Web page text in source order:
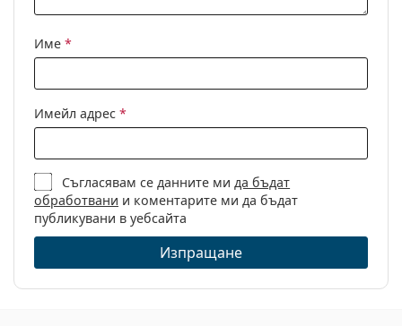
Име *
Имейл адрес *
Съгласявам се данните ми да бъдат
обработвани и коментарите ми да бъдат
публикувани в уебсайта
Изпращане